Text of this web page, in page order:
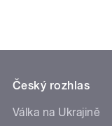
Český rozhlas
Válka na Ukrajině